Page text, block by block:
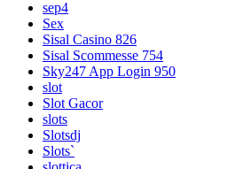
sep4
Sex
Sisal Casino 826
Sisal Scommesse 754
Sky247 App Login 950
slot
Slot Gacor
slots
Slotsdj
Slots`